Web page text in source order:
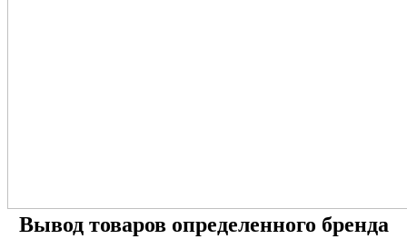
Вывод товаров определенного бренда